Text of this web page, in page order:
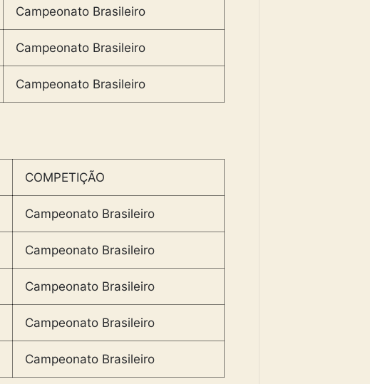
Campeonato Brasileiro
Campeonato Brasileiro
Campeonato Brasileiro
COMPETIÇÃO
Campeonato Brasileiro
Campeonato Brasileiro
Campeonato Brasileiro
Campeonato Brasileiro
Campeonato Brasileiro